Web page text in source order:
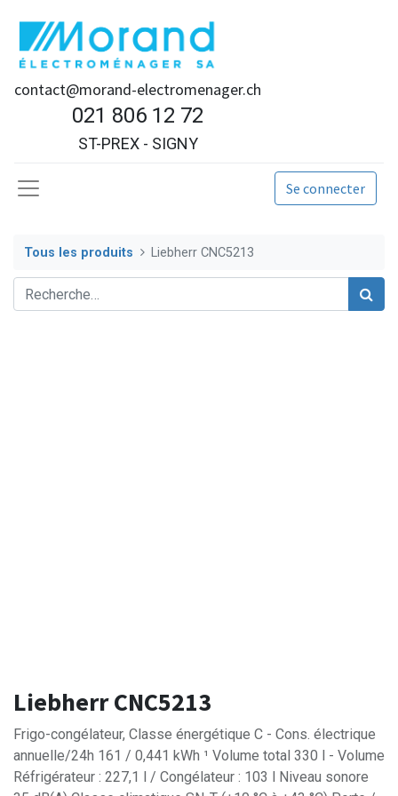
contact@morand-electromenager.ch
021 806 12 72
ST-PREX - SIGNY
Se connecter
Tous les produits Liebherr CNC5213
Liebherr CNC5213
Frigo-congélateur, Classe énergétique C - Cons. électrique
annuelle/24h 161 / 0,441 kWh ¹ Volume total 330 l - Volume
Réfrigérateur : 227,1 l / Congélateur : 103 l Niveau sonore